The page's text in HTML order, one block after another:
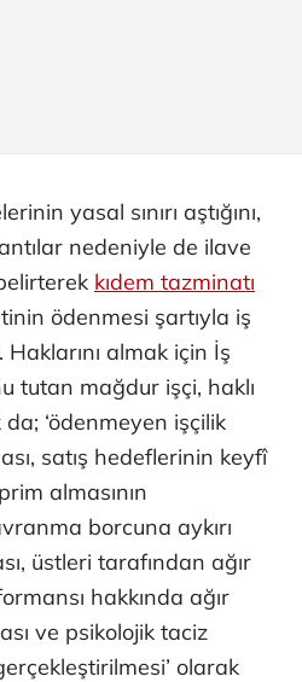
yasal sınırı aştığını,
nedeniyle de ilave
kıdem tazminatı
ödenmesi şartıyla iş
almak için İş
tutan mağdur işçi, haklı
‘ödenmeyen işçilik
satış hedeflerinin keyfî
almasının
borcuna aykırı
üstleri tarafından ağır
hakkında ağır
ve psikolojik taciz
olarak